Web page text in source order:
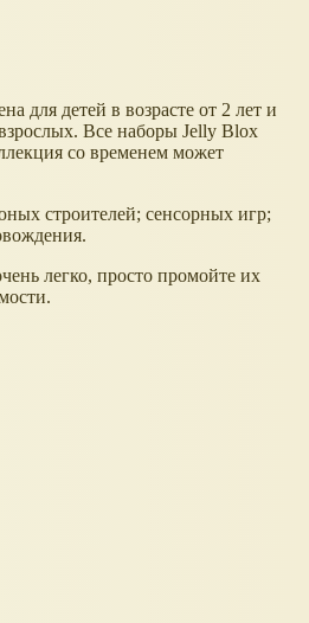
для детей в возрасте от 2 лет и
Все наборы Jelly Blox
со временем может
строителей; сенсорных игр;
легко, просто промойте их